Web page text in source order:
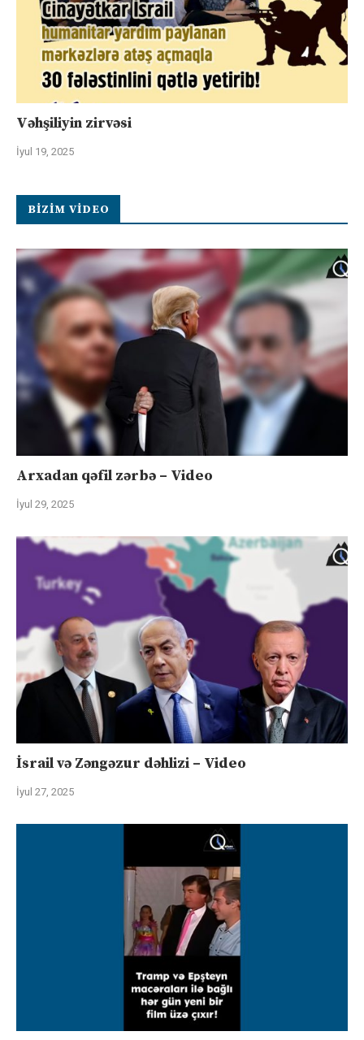
Vəhşiliyin zirvəsi
İyul 19, 2025
BIZIM VIDEO
Arxadan qəfil zərbə – Video
İyul 29, 2025
İsrail və Zəngəzur dəhlizi – Video
İyul 27, 2025